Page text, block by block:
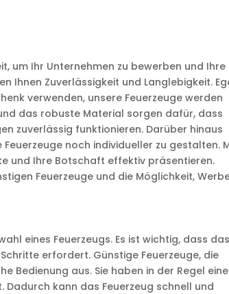
um Ihr Unternehmen zu bewerben und Ihre
Ihnen Zuverlässigkeit und Langlebigkeit.
verwenden, unsere Feuerzeuge werden
das robuste Material sorgen dafür, dass
zuverlässig funktionieren. Darüber hinaus
noch individueller zu gestalten.
und Ihre Botschaft effektiv präsentieren.
Feuerzeuge und die Möglichkeit,
eines Feuerzeugs. Es ist wichtig, dass das
erfordert. Günstige Feuerzeuge, die
Bedienung aus. Sie haben in der Regel
Dadurch kann das Feuerzeug schnell und